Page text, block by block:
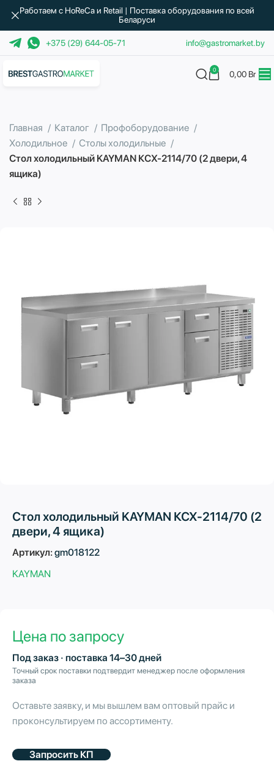
+375 (29) 644-05-71 info@gastromarket.by
0 0,00 Br
Главная Каталог
Профоборудование
Холодильное
Столы холодильные
Стол холодильный KAYMAN КСХ-2114/70 (2 двери, 4
ящика)
Стол холодильный KAYMAN КСХ-2114/70 (2
двери, 4 ящика)
Артикул:gm018122
KAYMAN
Цена по запросу
Под заказ · поставка 14–30 дней
Точный срок поставки подтвердит менеджер после оформления
заказа
Оставьте заявку, и мы вышлем вам оптовый прайс и
проконсультируем по ассортименту.
Запросить КП
Работаем с HoReCa и Retail | Поставка оборудования по всей
Беларуси